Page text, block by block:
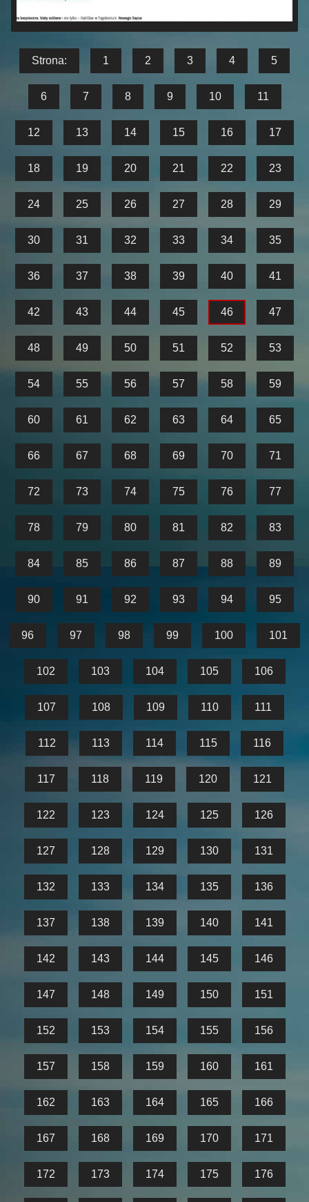
Strona: 1 2 3 4 5
6 7 8 9 10 11
12 13 14 15 16 17
18 19 20 21 22 23
24 25 26 27 28 29
30 31 32 33 34 35
36 37 38 39 40 41
42 43 44 45 46 47
48 49 50 51 52 53
54 55 56 57 58 59
60 61 62 63 64 65
66 67 68 69 70 71
72 73 74 75 76 77
78 79 80 81 82 83
84 85 86 87 88 89
90 91 92 93 94 95
96 97 98 99 100 101
102 103 104 105 106
107 108 109 110 111
112 113 114 115 116
117 118 119 120 121
122 123 124 125 126
127 128 129 130 131
132 133 134 135 136
137 138 139 140 141
142 143 144 145 146
147 148 149 150 151
152 153 154 155 156
157 158 159 160 161
162 163 164 165 166
167 168 169 170 171
172 173 174 175 176